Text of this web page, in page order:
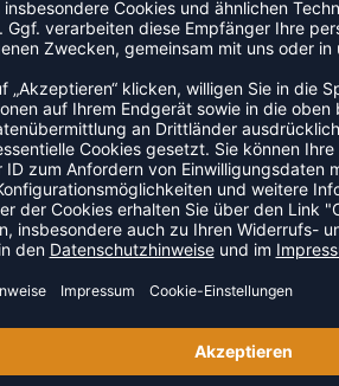
Verbundlederhülle. Dieser
ZULETZT